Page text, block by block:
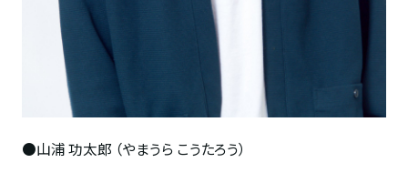
●山浦 功太郎 （やまうら こうたろう）